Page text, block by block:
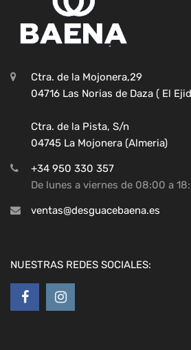
Ctra. de la Mojonera,29
04716 Las Norias de Daza ( El
Ctra. de la Pista, S/n
04745 La Mojonera (Almeria)
+34 950 330 357
De lunes a viernes de 08:00 a
ventas@desguacebaena.es
NUESTRAS REDES SOCIALES: